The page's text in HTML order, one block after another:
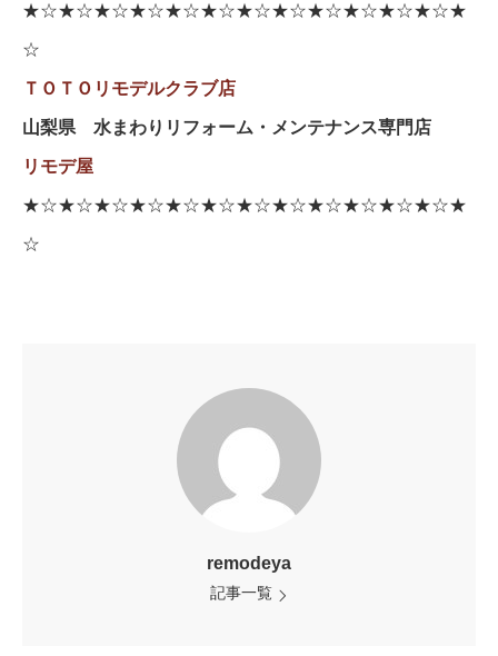
★☆★☆★☆★☆★☆★☆★☆★☆★☆★☆★☆★☆★
☆
ＴＯＴＯリモデルクラブ店
山梨県 水まわりリフォーム・メンテナンス専門店
リモデ屋
★☆★☆★☆★☆★☆★☆★☆★☆★☆★☆★☆★☆★
☆
remodeya
記事一覧